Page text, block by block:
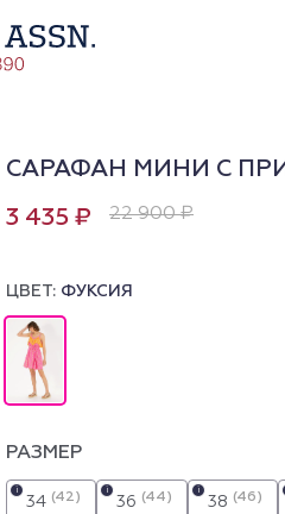
САРАФАН МИНИ С
3 435 ₽ 22 900 ₽
ЦВЕТ: ФУКСИЯ
РАЗМЕР
34 (42)
i
36 (44)
i
38 (46)
i